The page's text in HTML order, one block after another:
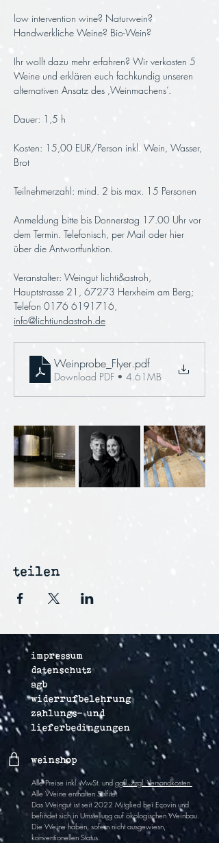
low intervention wine? Naturwein?
Handwerkliche Weine? Bio-Wein?
Ihr wollt dazu mehr erfahren? Wir verkosten 5
Weine und erklären euch fachkundig unseren
alternativen Ansatz des ‚Weinmachens‘.
Dauer: 1,5 h
Kosten: 15,00 EUR/Person inkl. Wein, Wasser,
Brot
Teilnehmerzahl: mind. 2 bis max. 15 Personen
Anmeldung bitte bis Donnerstag 17.00 Uhr vor
dem Termin. Telefonisch, per Mail oder hier
über die Antwortfunktion.
Veranstalter: Weingut lichti&astroh,
Hauptstrasse 21, 67273 Herxheim am Berg;
Telefon 0176 6191716,
info@lichtiundastroh.de
Weinprobe_Flyer.pdf
Download PDF • 4.61MB
teilen
impressum
datenschutz
agb
widerrufbelehrung
zahlungs- und
lieferbedingungen
weinshop
Alle Preise inkl. MwSt. und ggfl. zzgl. Versandkosten
Alle Weine enthalten Sulfite.
Das Weingut istseit 2022 Mitglied bei Ecovin und
befindet sich in Umstellung auf ökologischen Weinbau.
Die Weine haben, sofern nicht ausgewiesn,
konventionellen Status.